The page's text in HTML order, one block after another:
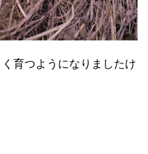
育つようになりましたけ